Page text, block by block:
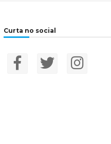
Curta no social